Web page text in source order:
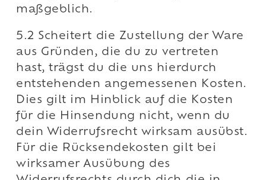
maßgeblich.
5.2 Scheitert die Zustellung der Ware
aus Gründen, die du zu vertreten
hast, trägst du die uns hierdurch
entstehenden angemessenen Kosten.
Dies gilt im Hinblick auf die Kosten
für die Hinsendung nicht, wenn du
dein Widerrufsrecht wirksam ausübst.
Für die Rücksendekosten gilt bei
wirksamer Ausübung des